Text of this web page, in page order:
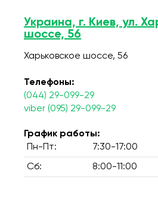
Украина, г. Киев, ул.
шоссе, 56
Харьковское шоссе, 56
Телефоны:
(044) 29-099-29
viber (095) 29-099-29
График работы:
Пн-Пт:
7:30-17:00
Сб: 8:00-11:00